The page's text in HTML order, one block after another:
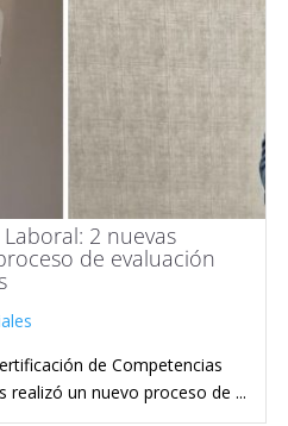
2 nuevas
de evaluación
de Competencias
realizó un nuevo proceso de ...